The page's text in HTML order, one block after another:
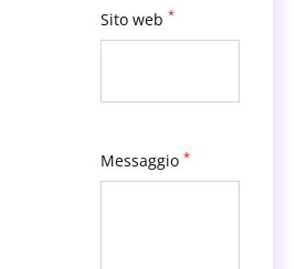
Sito web*
Messaggio*